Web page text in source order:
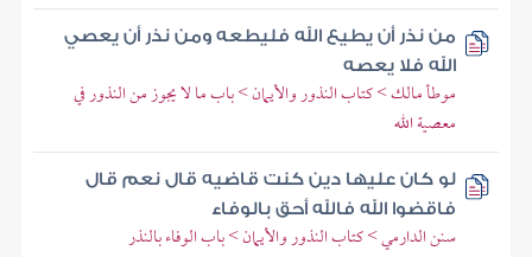
من نذر أن يطيع الله فليطعه ومن نذر أن يعصي
الله فلا يعصه
موطأ مالك > كتاب النذور والأيمان > باب ما لا يجوز من النذور في
معصية الله
لو كان عليها دين كنت قاضيه قال نعم قال
فاقضوا الله فالله أحق بالوفاء
سنن الدارمي > كتاب النذور والأيمان > باب الوفاء بالنذر